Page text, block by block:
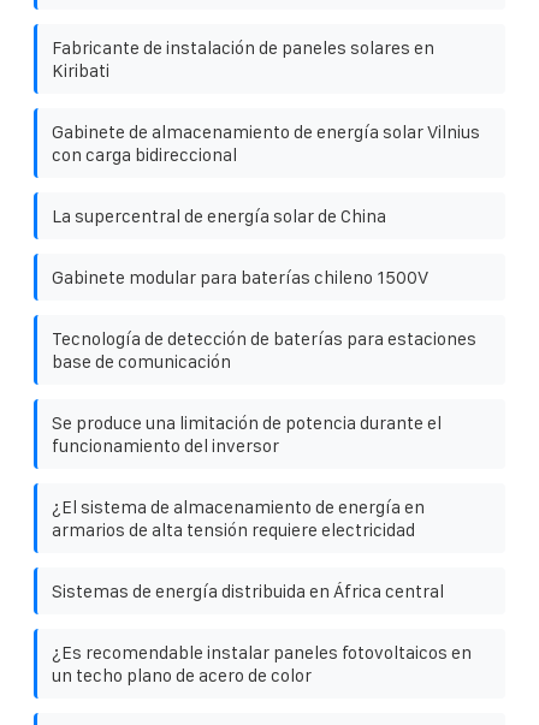
Fabricante de instalación de paneles solares en
Kiribati
Gabinete de almacenamiento de energía solar Vilnius
con carga bidireccional
La supercentral de energía solar de China
Gabinete modular para baterías chileno 1500V
Tecnología de detección de baterías para estaciones
base de comunicación
Se produce una limitación de potencia durante el
funcionamiento del inversor
¿El sistema de almacenamiento de energía en
armarios de alta tensión requiere electricidad
Sistemas de energía distribuida en África central
¿Es recomendable instalar paneles fotovoltaicos en
un techo plano de acero de color